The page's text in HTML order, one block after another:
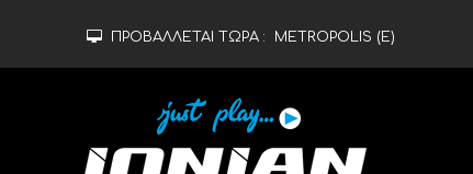
ΠΡΟΒΑΛΛΕΤΑΙ ΤΩΡΑ : METROPOLIS (Ε)